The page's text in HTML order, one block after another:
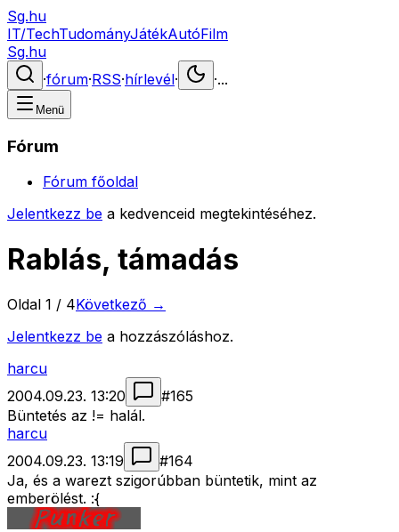
Sg.hu
IT/TechTudományJátékAutóFilm
Sg.hu
·fórum·RSS·hírlevél· ·...
Menü
Fórum
Fórum főoldal
Jelentkezz be a kedvenceid megtekintéséhez.
Rablás, támadás
Oldal 1 / 4Következő →
Jelentkezz be a hozzászóláshoz.
harcu
2004.09.23. 13:20
#165
Büntetés az != halál.
harcu
2004.09.23. 13:19
#164
Ja, és a warezt szigorúbban büntetik, mint az
emberölést. :{